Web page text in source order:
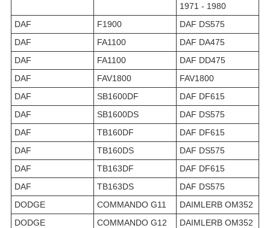
1971 - 1980
DAF
F1900
DAF DS575
DAF
FA1100
DAF DA475
DAF
FA1100
DAF DD475
DAF
FAV1800
FAV1800
DAF
SB1600DF
DAF DF615
DAF
SB1600DS
DAF DS575
DAF
TB160DF
DAF DF615
DAF
TB160DS
DAF DS575
DAF
TB163DF
DAF DF615
DAF
TB163DS
DAF DS575
DODGE
COMMANDO G11
DAIMLERB OM352
DODGE
COMMANDO G12
DAIMLERB OM352